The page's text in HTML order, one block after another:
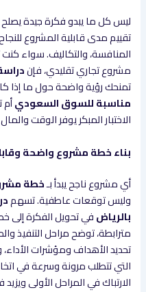
ليس كل ما يبدو فكرة جيدة يصلح
تقييم مدى قابلية المشروع
المنافسة، والتكاليف. سواء
مشروع تجاري تقليدي، فإن
تمنحك رؤية واضحة حول ما
مناسبة للسوق السعوديأم
الاختبار المبكر يوفر الوقت
بناء خطة مشروع واضحة
أي مشروع ناجح يبدأ بـخطة
وليس توقعات عاطفية. تسهم
بالرياضفي تحويل الفكرة إلى
مترابطة، توضح مراحل التنفيذ
تحديد الأهداف ومؤشرات
التي تتطلب مرونة وسرعة في
الارتباك في المراحل الأولى